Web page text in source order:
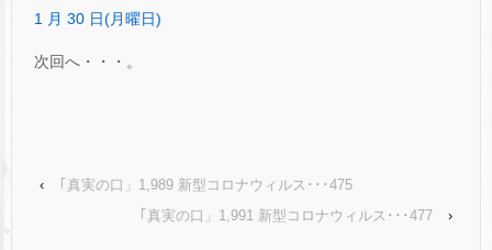
1 月 30 日(月曜日)
次回へ・・・。
‹
｢真実の口」1,989 新型コロナウィルス･･･475
｢真実の口」1,991 新型コロナウィルス･･･477
›